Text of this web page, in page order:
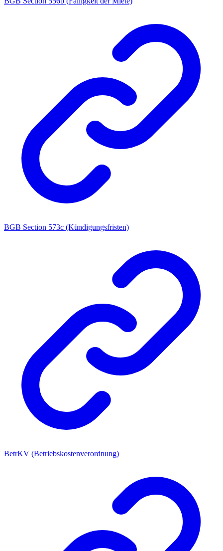
BGB Section 573c (Kündigungsfristen)
BetrKV (Betriebskostenverordnung)